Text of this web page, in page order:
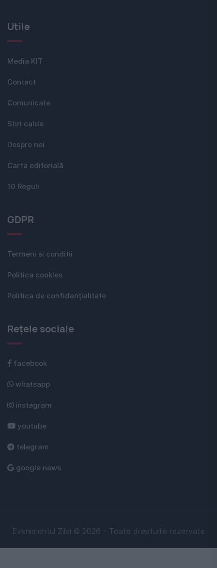
Utile
Media KIT
Contact
Comunicate
Stiri calde
Despre noi
Carta editorială
10 Reguli
GDPR
Termeni si conditii
Politica cookies
Politica de confidențialitate
Rețele sociale
facebook
whatsapp
instagram
youtube
telegram
google news
Evenimentul Zilei © 2026 - Toate drepturile rezervate